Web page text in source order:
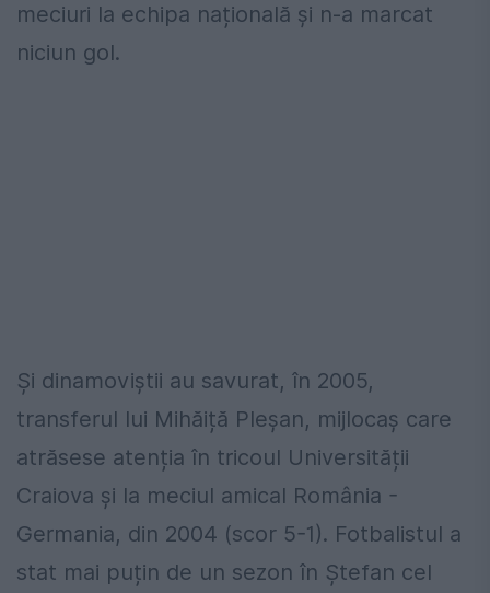
meciuri la echipa națională și n-a marcat
niciun gol.
Și dinamoviștii au savurat, în 2005,
transferul lui Mihăiță Pleșan, mijlocaș care
atrăsese atenția în tricoul Universității
Craiova și la meciul amical România -
Germania, din 2004 (scor 5-1). Fotbalistul a
stat mai puțin de un sezon în Ștefan cel